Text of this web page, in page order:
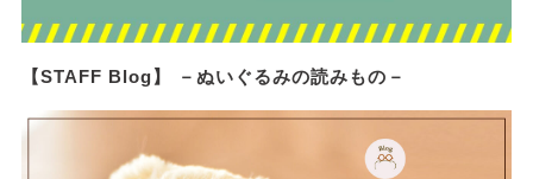
【STAFF Blog】 －ぬいぐるみの読みもの－